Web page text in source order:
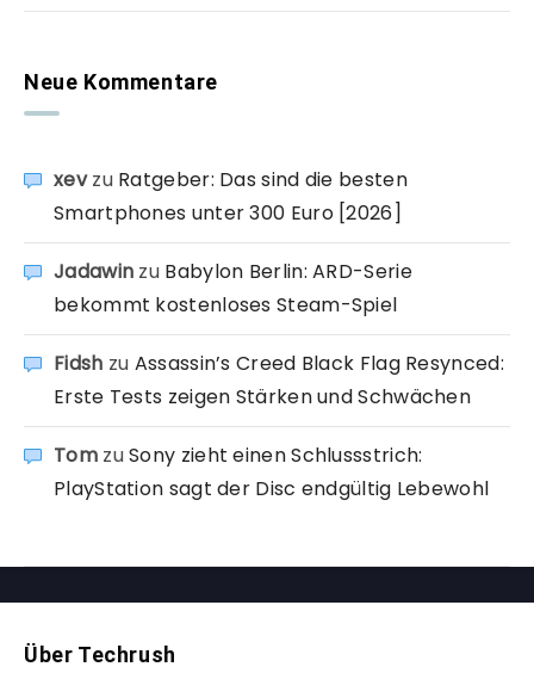
Neue Kommentare
xevzu Ratgeber: Das sind die besten
Smartphones unter 300 Euro [2026]
Jadawin zu Babylon Berlin: ARD-Serie
bekommt kostenloses Steam-Spiel
Fidsh zu Assassin’s Creed Black Flag Resynced:
Erste Tests zeigen Stärken und Schwächen
TomzuSony zieht einen Schlussstrich:
PlayStation sagt der Disc endgültig Lebewohl
Über Techrush